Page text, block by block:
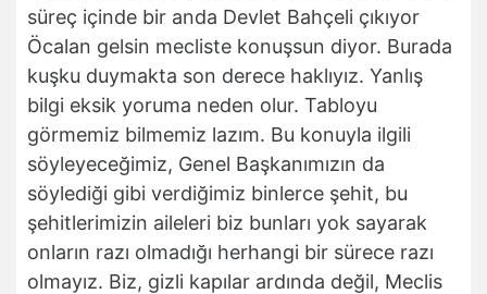
süreç içinde bir anda Devlet Bahçeli çıkıyor
Öcalan gelsin mecliste konuşsun diyor. Burada
kuşku duymakta son derece haklıyız. Yanlış
bilgi eksik yoruma neden olur. Tabloyu
görmemiz bilmemiz lazım. Bu konuyla ilgili
söyleyeceğimiz, Genel Başkanımızın da
söylediği gibi verdiğimiz binlerce şehit, bu
şehitlerimizin aileleri biz bunları yok sayarak
onların razı olmadığı herhangi bir sürece razı
olmayız. Biz, gizli kapılar ardında değil, Meclis